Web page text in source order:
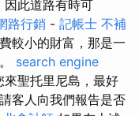
因此道路有時可
路行銷 - 記帳士 不補
較小的財富，那是一
search engine
來聖托里尼島，最好
客人向我們報告是否